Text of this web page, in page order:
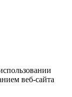
веб-сайта